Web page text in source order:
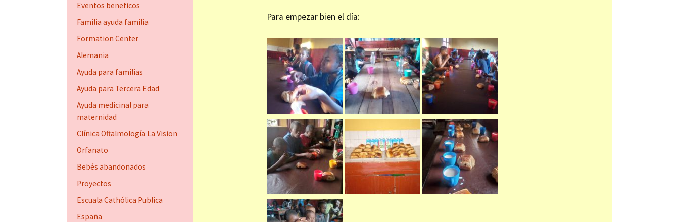
Para empezar bien el día:
Eventos beneficos
Familia ayuda familia
Formation Center
Alemania
Ayuda para familias
Ayuda para Tercera Edad
Ayuda medicinal para
maternidad
Clínica Oftalmología La Vision
Orfanato
Bebés abandonados
Proyectos
Escuala Cathólica Publica
España